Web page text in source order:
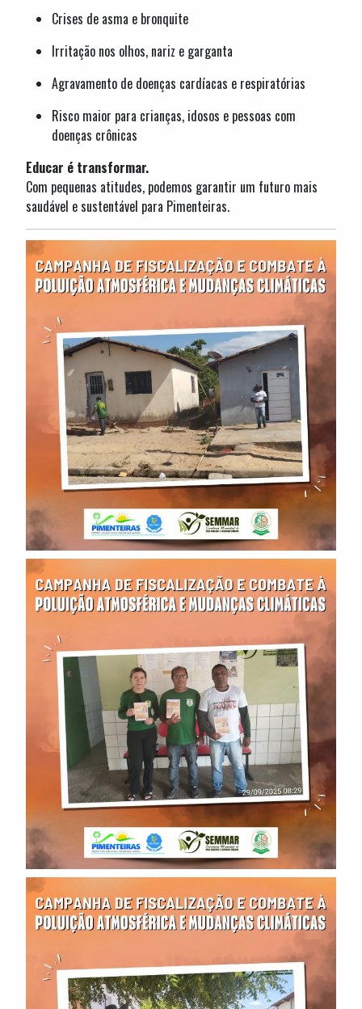
Crises de asma e bronquite
Irritação nos olhos, nariz e garganta
Agravamento de doenças cardíacas e respiratórias
Risco maior para crianças, idosos e pessoas com
doenças crônicas
Educar é transformar.
Com pequenas atitudes, podemos garantir um futuro mais
saudável e sustentável para Pimenteiras.